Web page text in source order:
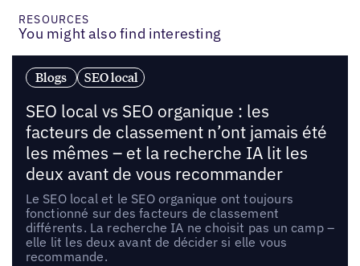
RESOURCES
You might also find interesting
Blogs SEO local
SEO local vs SEO organique : les
facteurs de classement n’ont jamais été
les mêmes – et la recherche IA lit les
deux avant de vous recommander
Le SEO local et le SEO organique ont toujours
fonctionné sur des facteurs de classement
différents. La recherche IA ne choisit pas un camp –
elle lit les deux avant de décider si elle vous
recommande.